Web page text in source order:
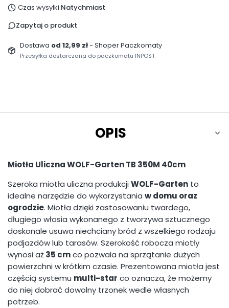
Czas wysyłki:Natychmiast
Zapytaj o produkt
Dostawa od 12,99 zł- Shoper Paczkomaty
Przesyłka dostarczana do paczkomatu INPOST
OPIS
Miotła Uliczna WOLF-Garten TB 350M 40cm
Szeroka miotła uliczna produkcjiWOLF-Garten to
idealne narzędzie do wykorzystania w domu oraz
ogrodzie. Miotła dzięki zastosowaniu twardego,
długiego włosia wykonanego z tworzywa sztucznego
doskonale usuwa niechciany bród z wszelkiego rodzaju
podjazdów lub tarasów. Szerokość robocza miotły
wynosi aż35 cmco pozwala na sprzątanie dużych
powierzchni w krótkim czasie. Prezentowana miotła jest
częścią systemu multi-star co oznacza, że możemy
do niej dobrać dowolny trzonek wedle własnych
potrzeb.